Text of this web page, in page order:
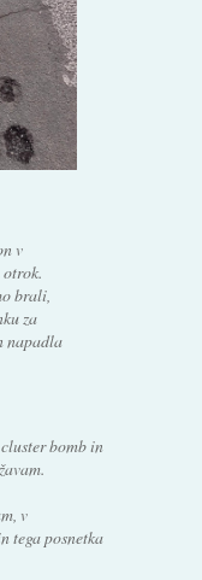
v
brali,
za
napadla
bomb in
v
tega posnetka